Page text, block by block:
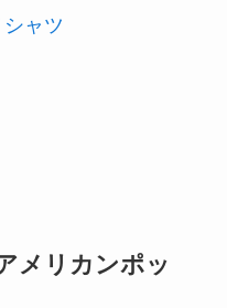
ャツ
メリカンポッ